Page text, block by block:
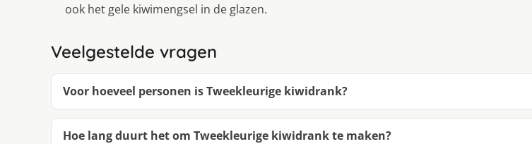
ook het gele kiwimengsel in de glazen.
Veelgestelde vragen
Voor hoeveel personen is Tweekleurige kiwidrank?
Hoe lang duurt het om Tweekleurige kiwidrank te maken?